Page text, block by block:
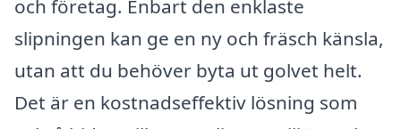
och företag. Enbart den enklaste
slipningen kan ge en ny och fräsch känsla,
utan att du behöver byta ut golvet helt.
Det är en kostnadseffektiv lösning som